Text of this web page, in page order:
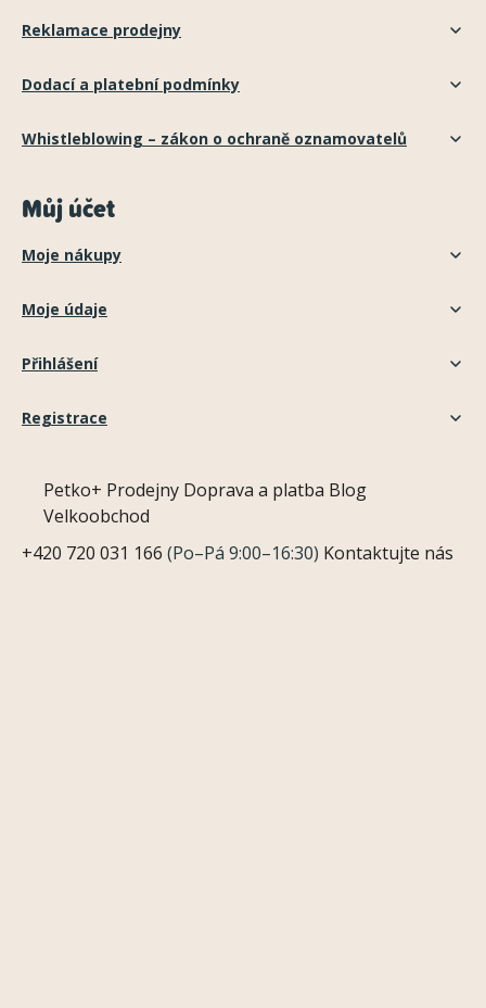
Reklamace prodejny
Dodací a platební podmínky
Whistleblowing – zákon o ochraně oznamovatelů
Můj účet
Moje nákupy
Moje údaje
Přihlášení
Registrace
Petko+ Prodejny Doprava a platba Blog
Velkoobchod
+420 720 031 166 (Po–Pá 9:00–16:30) Kontaktujte nás